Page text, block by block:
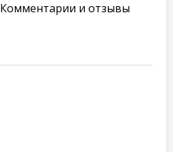
Комментарии и отзывы